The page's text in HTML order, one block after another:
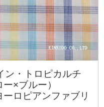
ン・トロピカルチ
×ブルー）
ロピアンファブリ